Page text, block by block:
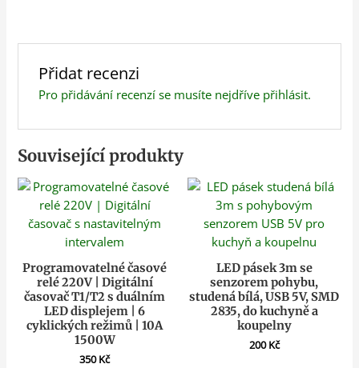
Přidat recenzi
Pro přidávání recenzí se musíte nejdříve přihlásit.
Související produkty
Programovatelné časové
relé 220V | Digitální
časovač T1/T2 s duálním
LED displejem | 6
cyklických režimů | 10A
1500W
350Kč
LED pásek 3m se
senzorem pohybu,
studená bílá, USB 5V, SMD
2835, do kuchyně a
koupelny
200Kč